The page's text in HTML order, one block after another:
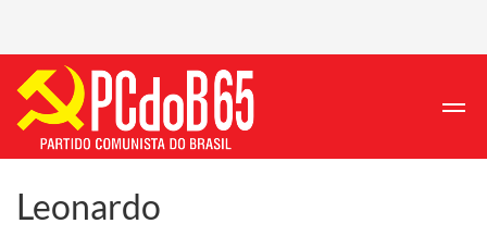
Leonardo